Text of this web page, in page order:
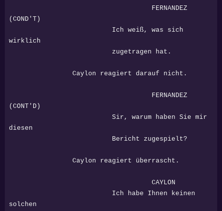
FERNANDEZ
(COND'T)
Ich weiß, was sich
wirklich
zugetragen hat.
Caylon reagiert darauf nicht.
FERNANDEZ
(CONT'D)
Sir, warum haben Sie mir
diesen
Bericht zugespielt?
Caylon reagiert überrascht.
CAYLON
Ich habe Ihnen keinen
solchen